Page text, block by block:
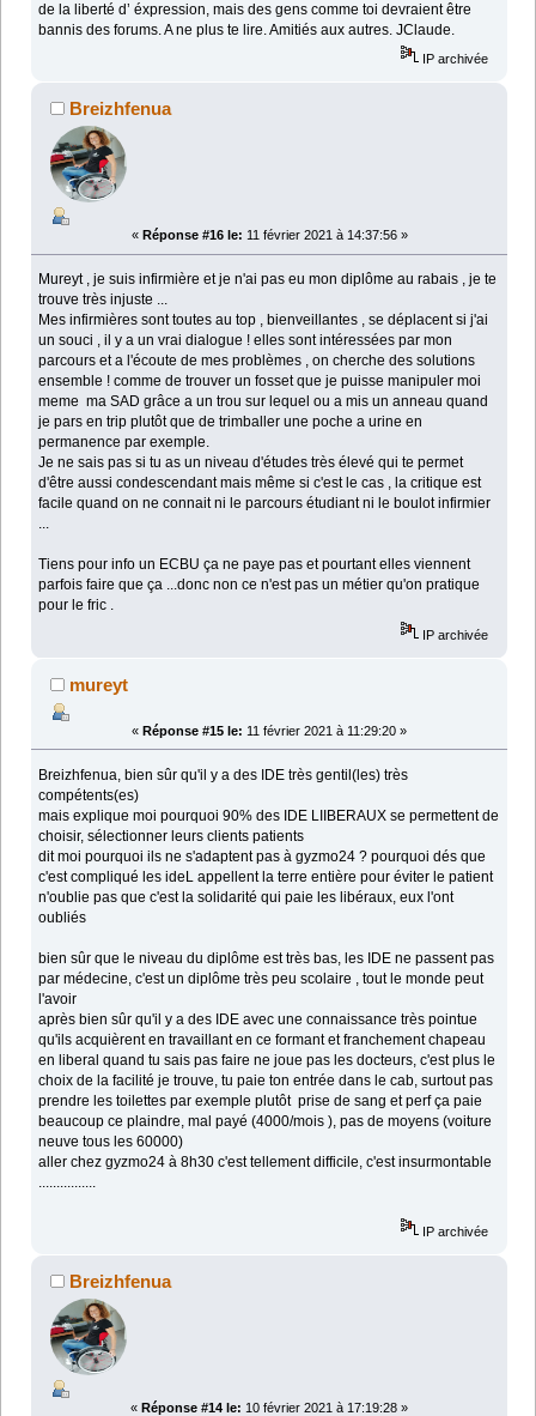
de la liberté d’ éxpression, mais des gens comme toi devraient être
bannis des forums. A ne plus te lire. Amitiés aux autres. JClaude.
IP archivée
Breizhfenua
« Réponse #16 le: 11 février 2021 à 14:37:56 »
Mureyt , je suis infirmière et je n'ai pas eu mon diplôme au rabais , je te
trouve très injuste ...
Mes infirmières sont toutes au top , bienveillantes , se déplacent si j'ai
un souci , il y a un vrai dialogue ! elles sont intéressées par mon
parcours et a l'écoute de mes problèmes , on cherche des solutions
ensemble ! comme de trouver un fosset que je puisse manipuler moi
meme ma SAD grâce a un trou sur lequel ou a mis un anneau quand
je pars en trip plutôt que de trimballer une poche a urine en
permanence par exemple.
Je ne sais pas si tu as un niveau d'études très élevé qui te permet
d'être aussi condescendant mais même si c'est le cas , la critique est
facile quand on ne connait ni le parcours étudiant ni le boulot infirmier
...
Tiens pour info un ECBU ça ne paye pas et pourtant elles viennent
parfois faire que ça ...donc non ce n'est pas un métier qu'on pratique
pour le fric .
IP archivée
mureyt
« Réponse #15 le: 11 février 2021 à 11:29:20 »
Breizhfenua, bien sûr qu'il y a des IDE très gentil(les) très
compétents(es)
mais explique moi pourquoi 90% des IDE LIIBERAUX se permettent de
choisir, sélectionner leurs clients patients
dit moi pourquoi ils ne s'adaptent pas à gyzmo24 ? pourquoi dés que
c'est compliqué les ideL appellent la terre entière pour éviter le patient
n'oublie pas que c'est la solidarité qui paie les libéraux, eux l'ont
oubliés
bien sûr que le niveau du diplôme est très bas, les IDE ne passent pas
par médecine, c'est un diplôme très peu scolaire , tout le monde peut
l'avoir
après bien sûr qu'il y a des IDE avec une connaissance très pointue
qu'ils acquièrent en travaillant en ce formant et franchement chapeau
en liberal quand tu sais pas faire ne joue pas les docteurs, c'est plus le
choix de la facilité je trouve, tu paie ton entrée dans le cab, surtout pas
prendre les toilettes par exemple plutôt prise de sang et perf ça paie
beaucoup ce plaindre, mal payé (4000/mois ), pas de moyens (voiture
neuve tous les 60000)
aller chez gyzmo24 à 8h30 c'est tellement difficile, c'est insurmontable
IP archivée
Breizhfenua
« Réponse #14 le: 10 février 2021 à 17:19:28 »